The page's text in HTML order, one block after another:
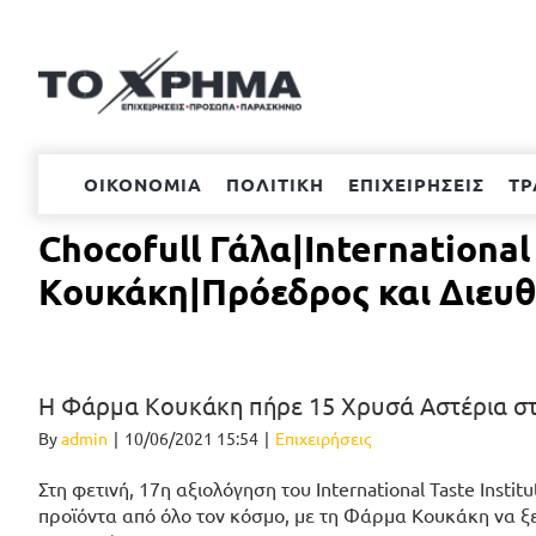
περιεχόμενο
ΟΙΚΟΝΟΜΙΑ ΠΟΛΙΤΙΚΗ ΕΠΙΧΕΙΡΗΣΕΙΣ
Chocofull
Κουκάκη|Πρόεδρος και
Η Φάρμα Κουκάκη πήρε 15 Χρυσά Αστέρια
Byadmin | 10/06/2021 15:54 | Επιχειρήσεις
Στη φετινή, 17η αξιολόγηση του International Taste
προϊόντα από όλο τον κόσμο, με τη Φάρμα Κουκάκη να